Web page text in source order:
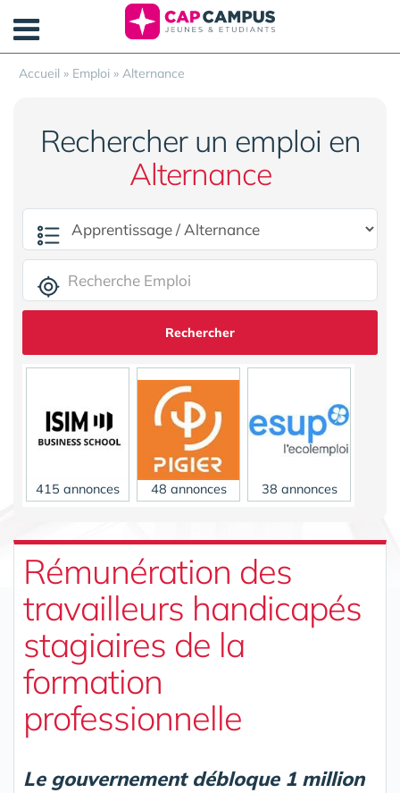
Accueil » Emploi » Alternance
Rechercher un emploi en
Alternance
Rechercher
415 annonces 48 annonces 38 annonces
27 annonces
Rémunération des
travailleurs handicapés
stagiaires de la
formation
professionnelle
Le gouvernement débloque 1 million
Panneau de gestion des cookies